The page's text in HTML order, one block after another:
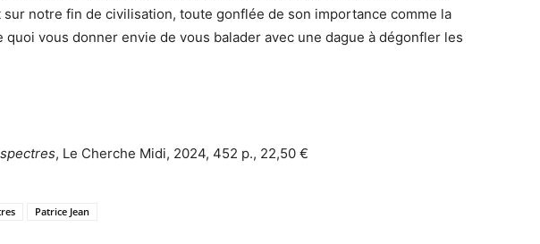
sur notre fin de civilisation, toute gonflée de son importance comme la
quoi vous donner envie de vous balader avec une dague à dégonfler les
, Le Cherche Midi, 2024, 452 p., 22,50 €
Patrice Jean